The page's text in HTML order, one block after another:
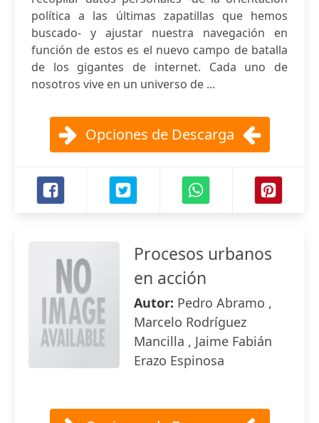
política a las últimas zapatillas que hemos
buscado- y ajustar nuestra navegación en
función de estos es el nuevo campo de batalla
de los gigantes de internet. Cada uno de
nosotros vive en un universo de ...
Opciones de Descarga
Procesos urbanos
en acción
Autor: Pedro Abramo ,
Marcelo Rodríguez
Mancilla , Jaime Fabián
Erazo Espinosa